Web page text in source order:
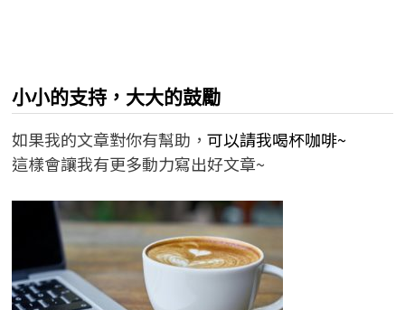
小小的支持，大大的鼓勵
如果我的文章對你有幫助， 可以請我喝杯咖啡~
這樣會讓我有更多動力寫出好文章~